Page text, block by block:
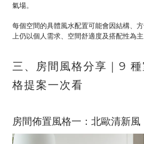
氣場。
每個空間的具體風水配置可能會因結構、
上仍以個人需求、空間舒適度及搭配性為主
三、房間風格分享｜9
格提案一次看
房間佈置風格一：北歐清新風